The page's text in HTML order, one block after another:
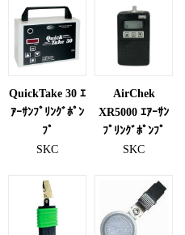
QuickTake 30 ｴ
ｱｰｻﾝﾌﾟﾘﾝｸﾞﾎﾟﾝ
ﾌﾟ
SKC
AirChek
XR5000 ｴｱｰｻﾝ
ﾌﾟﾘﾝｸﾞﾎﾟﾝﾌﾟ
SKC